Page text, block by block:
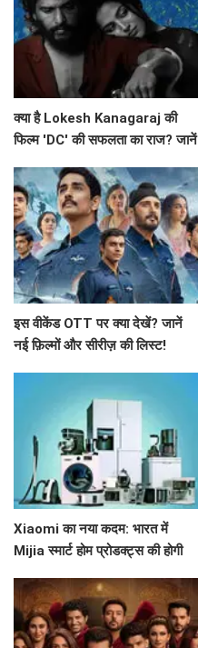
क्या है Lokesh Kanagaraj की
फिल्म 'DC' की सफलता का राज? जानें
इस वीकेंड OTT पर क्या देखें? जानें
नई फ़िल्मों और सीरीज़ की लिस्ट!
Xiaomi का नया कदम: भारत में
Mijia स्मार्ट होम प्रोडक्ट्स की होगी